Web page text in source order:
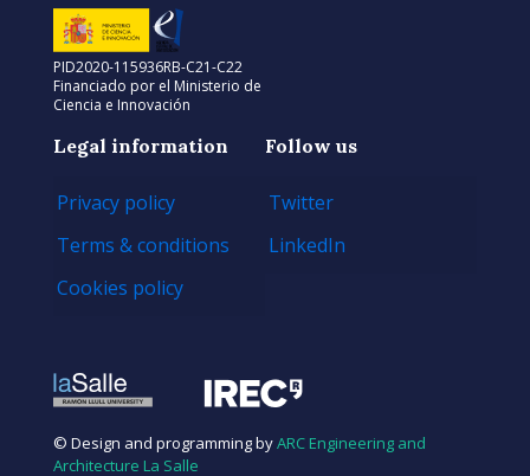
PID2020-115936RB-C21-C22
Financiado por el Ministerio de
Ciencia e Innovación
Legal information
Privacy policy
Terms & conditions
Cookies policy
Follow us
Twitter
LinkedIn
© Design and programming byARC Engineering and
Architecture La Salle